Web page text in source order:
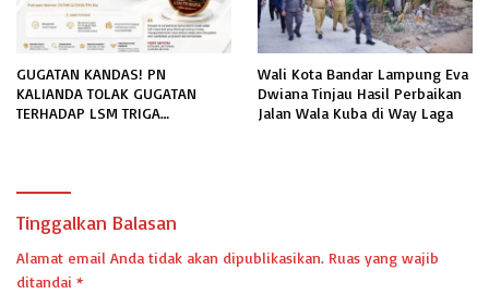
GUGATAN KANDAS! PN
KALIANDA TOLAK GUGATAN
TERHADAP LSM TRIGA
Wali Kota Bandar Lampung Eva
Dwiana Tinjau Hasil Perbaikan
Jalan Wala Kuba di Way Laga
Tinggalkan Balasan
Alamat email Anda tidak akan dipublikasikan. Ruas yang wajib
ditandai *